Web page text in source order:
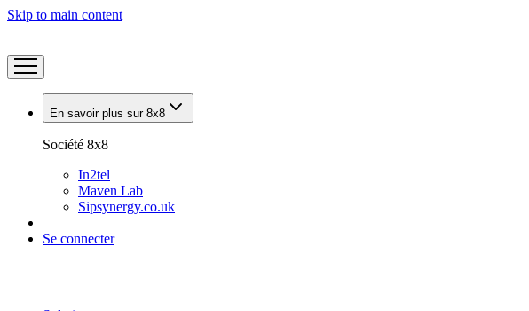
Skip to main content
En savoir plus sur 8x8
Société 8x8
In2tel
Maven Lab
Sipsynergy.co.uk
Se connecter